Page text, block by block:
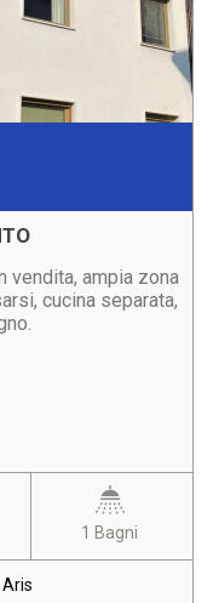
vendita, ampia zona
cucina separata,
1 Bagni